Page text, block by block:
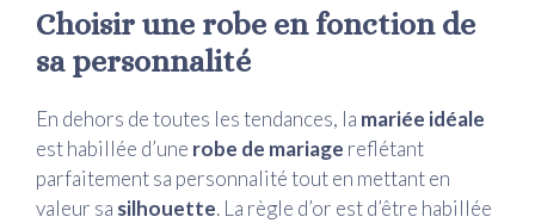
Choisir une robe en fonction de
sa personnalité
En dehors de toutes les tendances, la mariée idéale
est habillée d’une robe de mariage reflétant
parfaitement sa personnalité tout en mettant en
valeur sa silhouette. La règle d’or est d’être habillée